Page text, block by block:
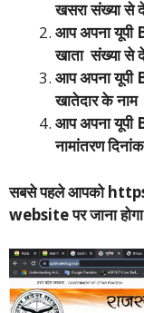
खसरा संख्या
आप अपना
खाता संख्या
आप अपना
खातेदार के
आप अपना
नामांतरण
सबसे पहले आपको
website पर जाना होगा